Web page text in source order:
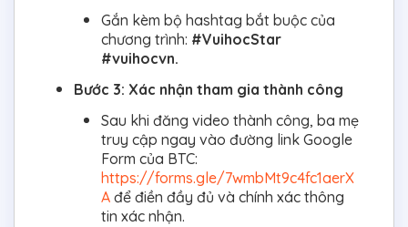
Gắn kèm bộ hashtag bắt buộc của
chương trình: #VuihocStar
#vuihocvn.
Bước 3: Xác nhận tham gia thành công
Sau khi đăng video thành công, ba mẹ
truy cập ngay vào đường link Google
Form của BTC:
https://forms.gle/7wmbMt9c4fc1aerX
A để điền đầy đủ và chính xác thông
tin xác nhận.